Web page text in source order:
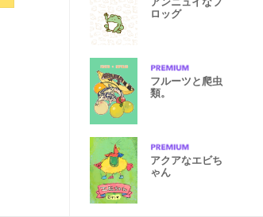
ロッグ
フルーツと爬虫
類。
アクアなエビち
ゃん